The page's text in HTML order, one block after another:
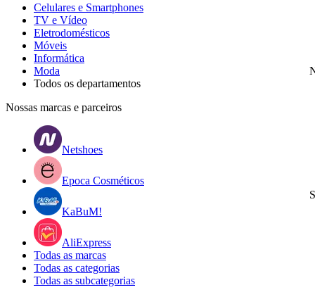
Celulares e Smartphones
TV e Vídeo
Eletrodomésticos
Móveis
Informática
Moda
Todos os departamentos
Nossas marcas e parceiros
Netshoes
Epoca Cosméticos
KaBuM!
AliExpress
Todas as marcas
Todas as categorias
Todas as subcategorias